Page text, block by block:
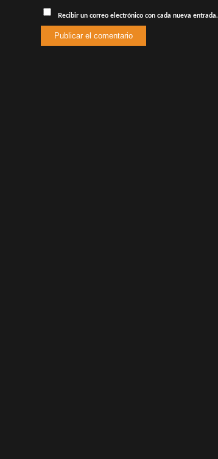
Recibir un correo electrónico con cada nueva entrada.